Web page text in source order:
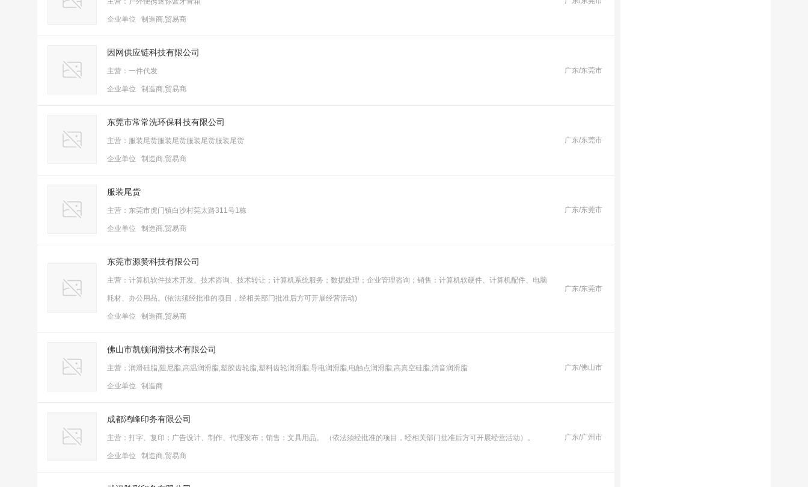
企业单位 制造商,贸易商
因网供应链科技有限公司
主营：一件代发
企业单位 制造商,贸易商
广东/东莞市
东莞市常常洗环保科技有限公司
主营：服装尾货服装尾货服装尾货服装尾货
企业单位 制造商,贸易商
广东/东莞市
服装尾货
主营：东莞市虎门镇白沙村莞太路311号1栋
企业单位 制造商,贸易商
广东/东莞市
东莞市源赞科技有限公司
主营：计算机软件技术开发、技术咨询、技术转让；计算机系统服务；数据处理；企业管理咨询；销售：计算机软硬件、计算机配件、电脑
耗材、办公用品。(依法须经批准的项目，经相关部门批准后方可开展经营活动)
企业单位 制造商,贸易商
广东/东莞市
佛山市凯顿润滑技术有限公司
主营：润滑硅脂,阻尼脂,高温润滑脂,塑胶齿轮脂,塑料齿轮润滑脂,导电润滑脂,电触点润滑脂,高真空硅脂,消音润滑脂
企业单位 制造商
广东/佛山市
成都鸿峰印务有限公司
主营：打字、复印；广告设计、制作、代理发布；销售：文具用品。 （依法须经批准的项目，经相关部门批准后方可开展经营活动）。
企业单位 制造商,贸易商
广东/广州市